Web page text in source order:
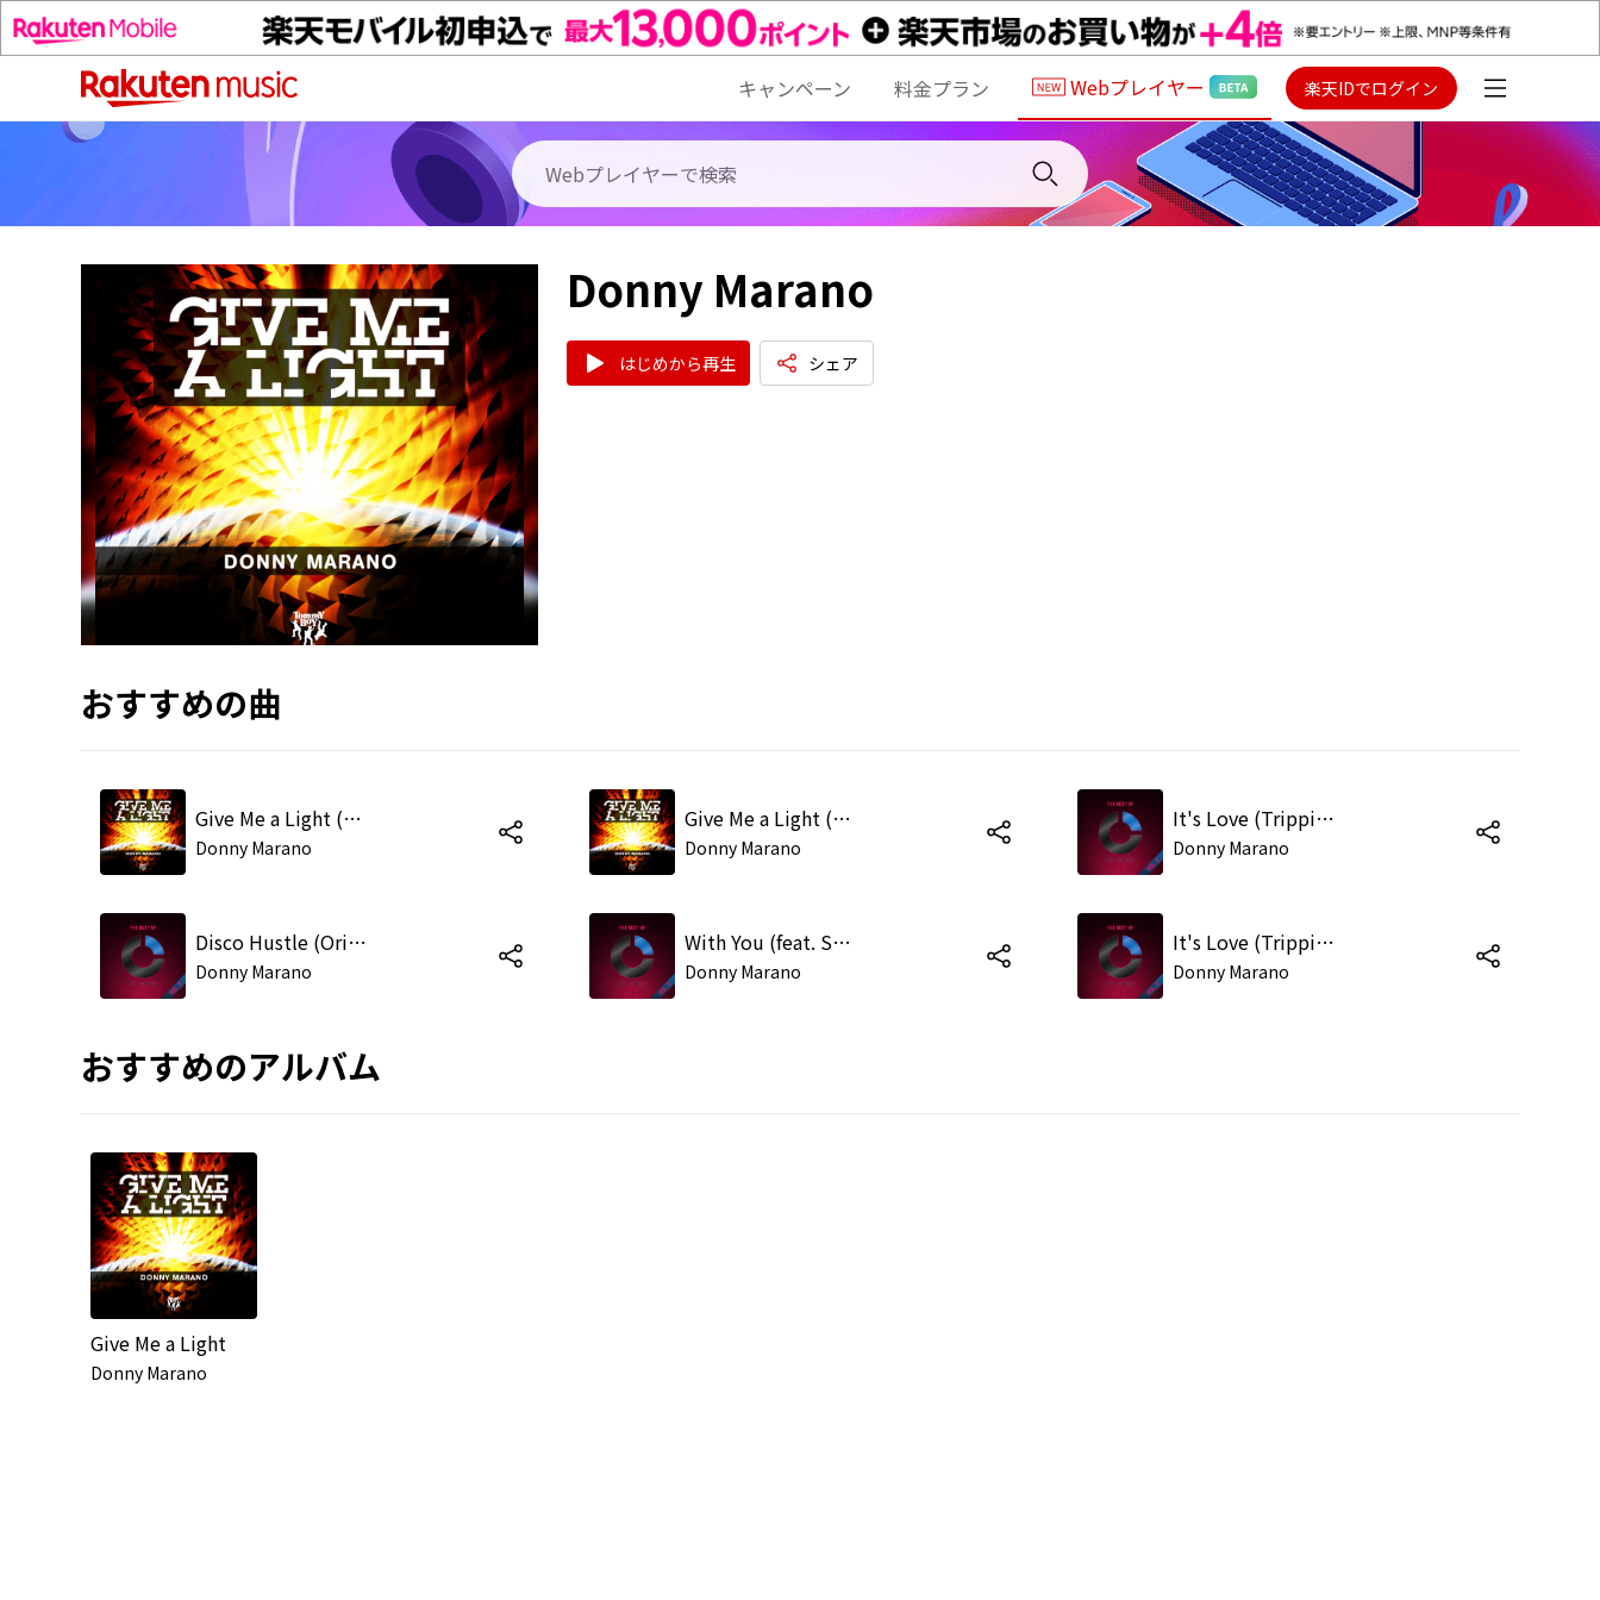
キャンペーン 料金プラン Webプレイヤー 楽天IDでログイン
Donny Marano
はじめから再生 シェア
おすすめの曲
Give Me a Light (Radio Mix)
Donny Marano
Give Me a Light (Original Mix)
Donny Marano
It's Love (Trippin) [feat. Tania Marissa] (Original Mix)
Donny Marano
Disco Hustle (Original Mix)
Donny Marano
With You (feat. Sweet Sarah) (Original Mix)
Donny Marano
It's Love (Trippin) [feat. Tania Marissa] (Ihrack & Santi Remix)
Donny Marano
おすすめのアルバム
Give Me a Light
Donny Marano